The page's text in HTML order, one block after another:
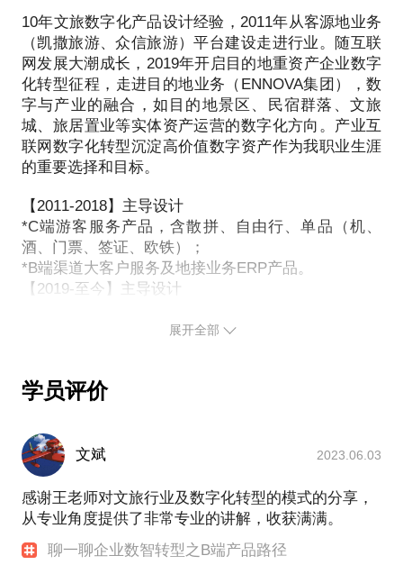
度去思考对手的商业模式，从战略、市场、用户等不
同的角度去分析。
6、你的用户从哪来?谁会是你的用户?
产品的面向用户是哪些，为什么用户会选择你
......
综上说明，这个话题的核心意义是产品定位的思考维
更有效率。
PS： 希望你可以提前整理问题背景概要及疑惑并发
送给我，便于我提前针对您的背景情况做充分准备，
10年文旅数字化产品设计经验，2011年从客源地业务
（凯撒旅游、众信旅游）平台建设走进行业。随互联
网发展大潮成长，2019年开启目的地重资产企业数字
化转型征程，走进目的地业务（ENNOVA集团），数
字与产业的融合，如目的地景区、民宿群落、文旅
城、旅居置业等实体资产运营的数字化方向。产业互
联网数字化转型沉淀高价值数字资产作为我职业生涯
的重要选择和目标。
【2011-2018】主导设计
*C端游客服务产品，含散拼、自由行、单品（机、
酒、门票、签证、欧铁）；
*B端渠道大客户服务及地接业务ERP产品。
【2019-至今】主导设计
*文旅产业多业态基于客户旅程设计服务场景，挖掘客
价值 】。
很期待与你一起～聊聊我们都热爱的文旅圈故事，以
及职业规划、数智产品建设、项目管理以及企业数字
化转型……相关话题。
展开全部
学员评价
文斌 2023.06.03
感谢王老师对文旅行业及数字化转型的模式的分享，
从专业角度提供了非常专业的讲解，收获满满。
聊一聊企业数智转型之B端产品路径